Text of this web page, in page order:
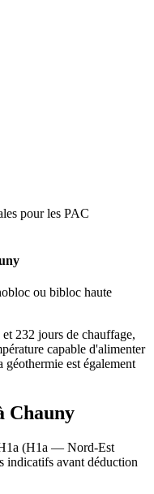
pour les PAC
ou bibloc haute
232 jours de chauffage,
capable d'alimenter
géothermie est également
Chauny
(H1a — Nord-Est
indicatifs avant déduction